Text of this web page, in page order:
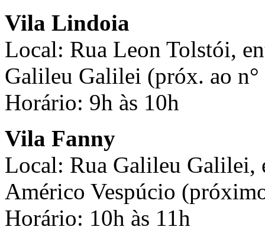
Vila Lindoia
Local: Rua Leon Tolstói,
Galileu Galilei (próx. ao
Horário: 9h às 10h
Vila Fanny
Local: Rua Galileu Galilei,
Américo Vespúcio
Horário: 10h às 11h